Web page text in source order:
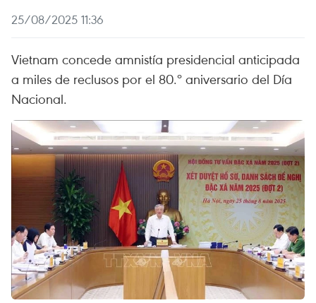
25/08/2025 11:36
Vietnam concede amnistía presidencial anticipada
a miles de reclusos por el 80.º aniversario del Día
Nacional.